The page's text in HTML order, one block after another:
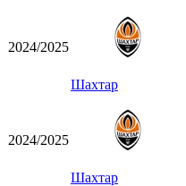
2024/2025
Шахтар
2024/2025
Шахтар